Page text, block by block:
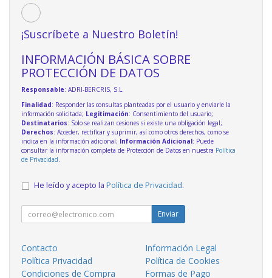
¡Suscríbete a Nuestro Boletín!
INFORMACIÓN BÁSICA SOBRE
PROTECCIÓN DE DATOS
Responsable: ADRI-BERCRIS, S.L.
Finalidad: Responder las consultas planteadas por el usuario y enviarle la
información solicitada; Legitimación: Consentimiento del usuario;
Destinatarios: Solo se realizan cesiones si existe una obligación legal;
Derechos: Acceder, rectificar y suprimir, así como otros derechos, como se
indica en la información adicional; Información Adicional: Puede
consultar la información completa de Protección de Datos en nuestra Política
de Privacidad.
He leído y acepto la Política de Privacidad.
Enviar
Contacto
Información Legal
Política Privacidad
Política de Cookies
Condiciones de Compra
Formas de Pago